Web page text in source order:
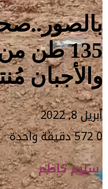
135 طن
والأجبان
أبريل 8, 2022
0
572
دقيقة واحدة
سليم كاظم